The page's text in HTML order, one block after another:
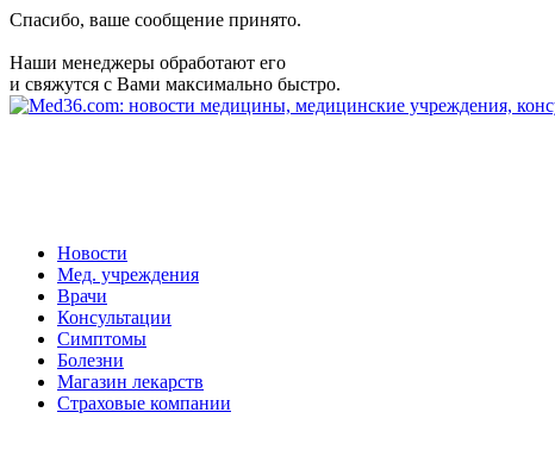
Спасибо, ваше сообщение принято.
Наши менеджеры обработают его
и свяжутся с Вами максимально быстро.
Новости
Мед. учреждения
Врачи
Консультации
Симптомы
Болезни
Магазин лекарств
Страховые компании